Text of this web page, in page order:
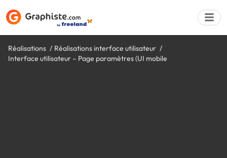
Réalisations
Réalisations interface utilisateur
Interface utilisateur – Page paramètres (UI mobile